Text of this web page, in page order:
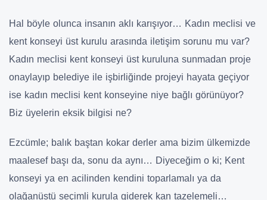
Hal böyle olunca insanın aklı karışıyor… Kadın meclisi ve
kent konseyi üst kurulu arasında iletişim sorunu mu var?
Kadın meclisi kent konseyi üst kuruluna sunmadan proje
onaylayıp belediye ile işbirliğinde projeyi hayata geçiyor
ise kadın meclisi kent konseyine niye bağlı görünüyor?
Biz üyelerin eksik bilgisi ne?
Ezcümle; balık baştan kokar derler ama bizim ülkemizde
maalesef başı da, sonu da aynı… Diyeceğim o ki; Kent
konseyi ya en acilinden kendini toparlamalı ya da
olağanüstü seçimli kurula giderek kan tazelemeli…